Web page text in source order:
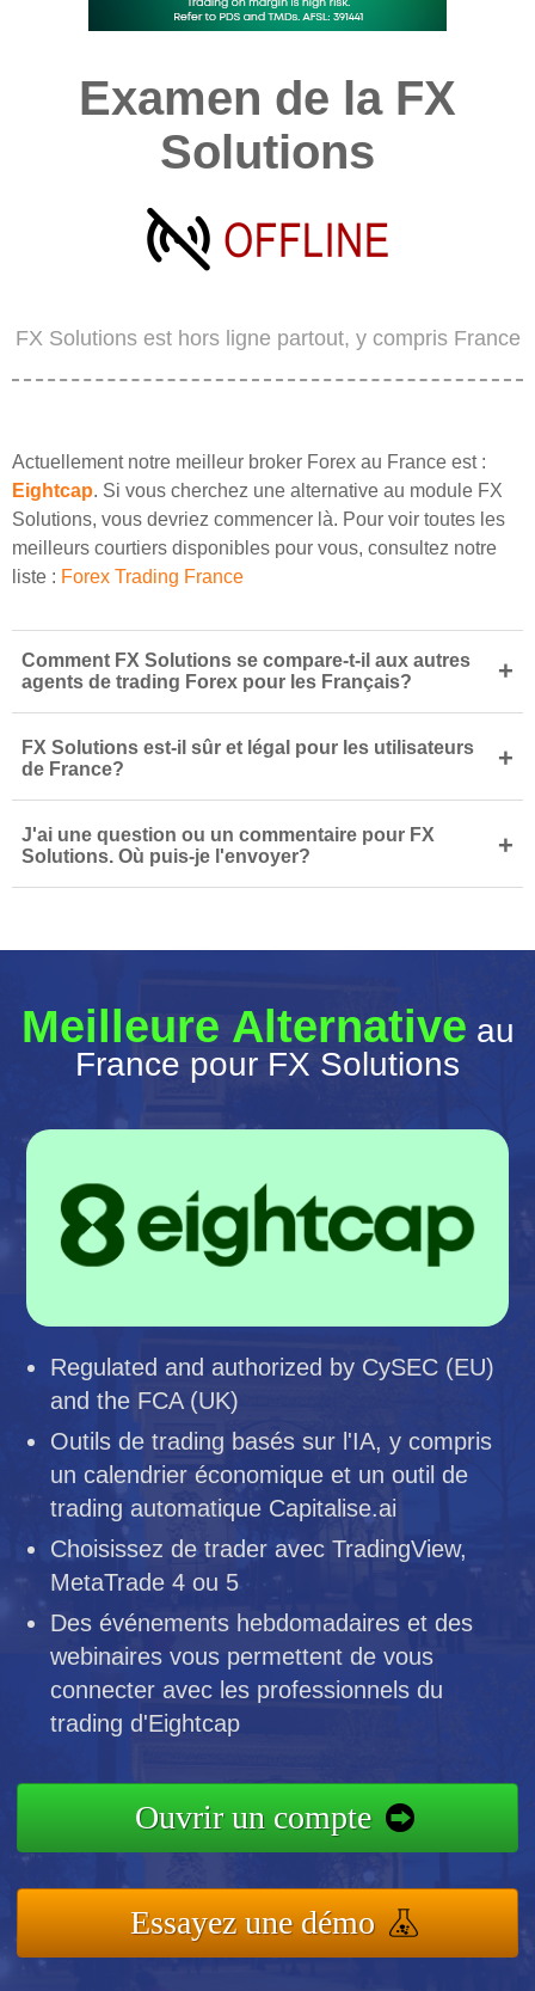
Examen de la FX
Solutions
FX Solutions est hors ligne partout, y compris France
Actuellement notre meilleur broker Forex au France est :
Eightcap. Si vous cherchez une alternative au module FX
Solutions, vous devriez commencer là. Pour voir toutes les
meilleurs courtiers disponibles pour vous, consultez notre
liste : Forex Trading France
Comment FX Solutions se compare-t-il aux autres
agents de trading Forex pour les Français?
+
FX Solutions est-il sûr et légal pour les utilisateurs
de France?
+
J'ai une question ou un commentaire pour FX
Solutions. Où puis-je l'envoyer?
+
Meilleure Alternative au
France pour FX Solutions
Regulated and authorized by CySEC (EU)
and the FCA (UK)
Outils de trading basés sur l'IA, y compris
un calendrier économique et un outil de
trading automatique Capitalise.ai
Choisissez de trader avec TradingView,
MetaTrade 4 ou 5
Des événements hebdomadaires et des
webinaires vous permettent de vous
connecter avec les professionnels du
trading d'Eightcap
Ouvrir un compte
Essayez une démo